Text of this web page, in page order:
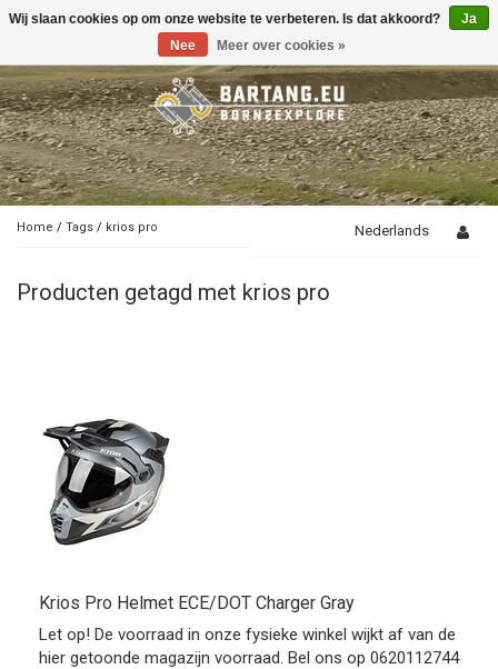
Toggle
Home / Tags / krios pro Nederlands
Producten getagd met krios pro
Krios Pro Helmet ECE/DOT Charger Gray
Let op! De voorraad in onze fysieke winkel wijkt af van de
hier getoonde magazijn voorraad. Bel ons op 0620112744
Wij slaan cookies op om onze website te verbeteren. Is dat akkoord?
Ja
Nee
Meer over cookies »